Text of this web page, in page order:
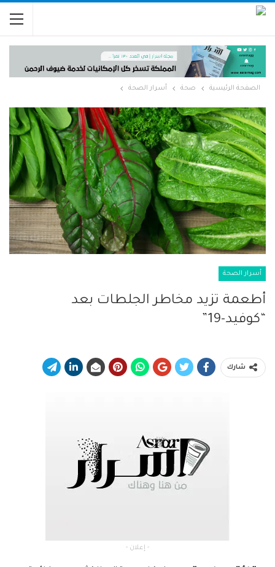
الصفحة الرئيسية صحة أسرار الصحة
أسرار الصحة
أطعمة تزيد مخاطر الجلطات بعد
“كوفيد-19”
شارك
- إعلان -